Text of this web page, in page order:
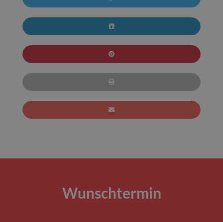
Wunschtermin